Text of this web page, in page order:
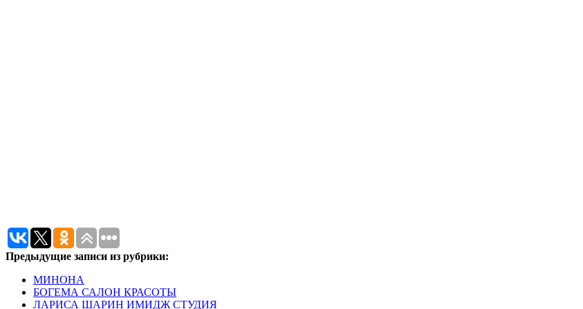
Предыдущие записи из рубрики:
МИНОНА
БОГЕМА САЛОН КРАСОТЫ
ЛАРИСА ШАРИН ИМИДЖ СТУДИЯ